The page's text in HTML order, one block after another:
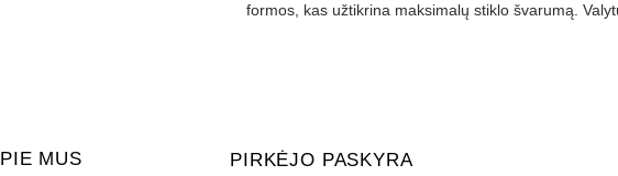
formos, kas užtikrina maksimalų stiklo švarumą.
MUS PIRKĖJO PASKYRA